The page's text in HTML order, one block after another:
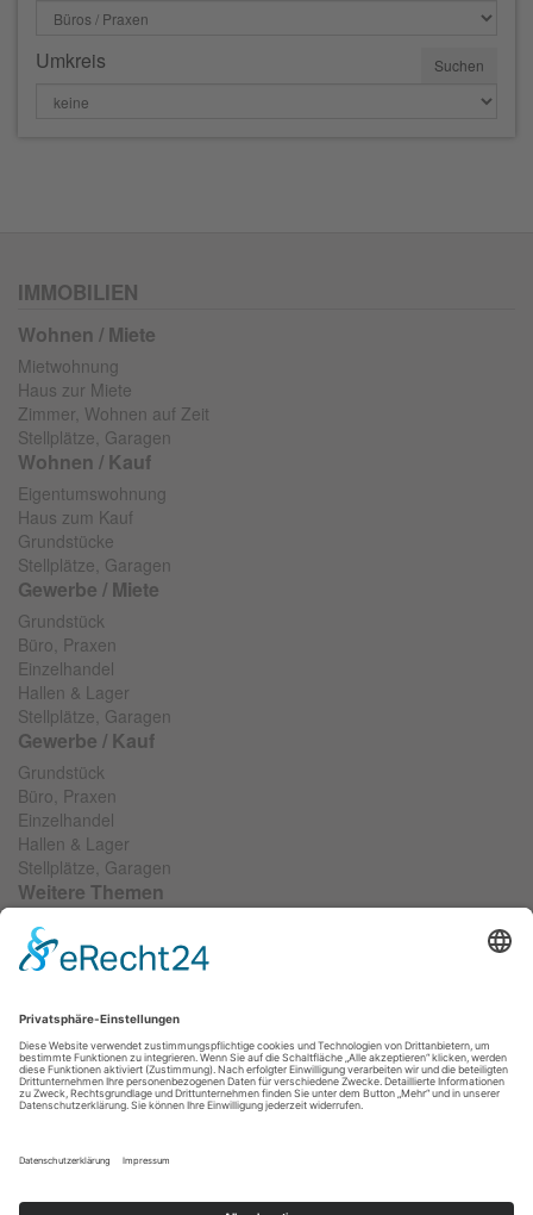
Umkreis
IMMOBILIEN
Wohnen / Miete
Mietwohnung
Haus zur Miete
Zimmer, Wohnen auf Zeit
Stellplätze, Garagen
Wohnen / Kauf
Eigentumswohnung
Haus zum Kauf
Grundstücke
Stellplätze, Garagen
Gewerbe / Miete
Grundstück
Büro, Praxen
Einzelhandel
Hallen & Lager
Stellplätze, Garagen
Gewerbe / Kauf
Grundstück
Büro, Praxen
Einzelhandel
Hallen & Lager
Stellplätze, Garagen
Weitere Themen
Wir suchen...
Objekt anbieten
Objektfinanzierung
RIS SOCIAL